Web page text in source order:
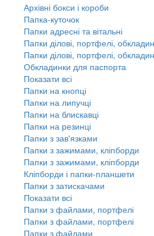
Архівні бокси і короби
Папка-куточок
Папки адресні та вітальні
Папки ділові, портфелі,
Папки ділові, портфелі,
Обкладинки для паспорта
Показати всі
Папки на кнопці
Папки на липучці
Папки на блискавці
Папки на резинці
Папки з зав'язками
Папки з зажимами, кліпборди
Папки з зажимами, кліпборди
Кліпборди і папки-планшети
Папки з затискачами
Показати всі
Папки з файлами, портфелі
Папки з файлами, портфелі
Папки з файлами